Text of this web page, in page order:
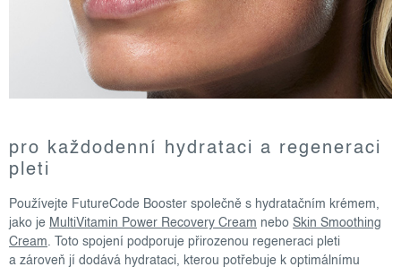
pro každodenní hydrataci a regeneraci
pleti
Používejte FutureCode Booster společně s hydratačním krémem,
jako je MultiVitamin Power Recovery Cream nebo Skin Smoothing
Cream. Toto spojení podporuje přirozenou regeneraci pleti
a zároveň jí dodává hydrataci, kterou potřebuje k optimálnímu